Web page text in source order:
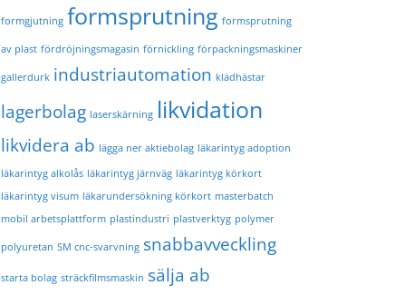
formgjutning formsprutning formsprutning
av plast fördröjningsmagasin förnickling förpackningsmaskiner
gallerdurk industriautomation klädhästar
lagerbolag laserskärning likvidation
likvidera ab lägga ner aktiebolag läkarintyg adoption
läkarintyg alkolås läkarintyg järnväg läkarintyg körkort
läkarintyg visum läkarundersökning körkort masterbatch
mobil arbetsplattform plastindustri plastverktyg polymer
polyuretan SM cnc-svarvning snabbavveckling
starta bolag sträckfilmsmaskin sälja ab